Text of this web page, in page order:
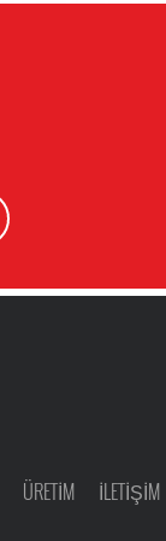
ÜRETİM İLETİŞİM